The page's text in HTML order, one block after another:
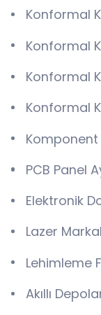
Konformal
Konformal
Konformal
Konformal
Komponent
PCB Panel
Elektronik
Lazer
Lehimleme
Akıllı